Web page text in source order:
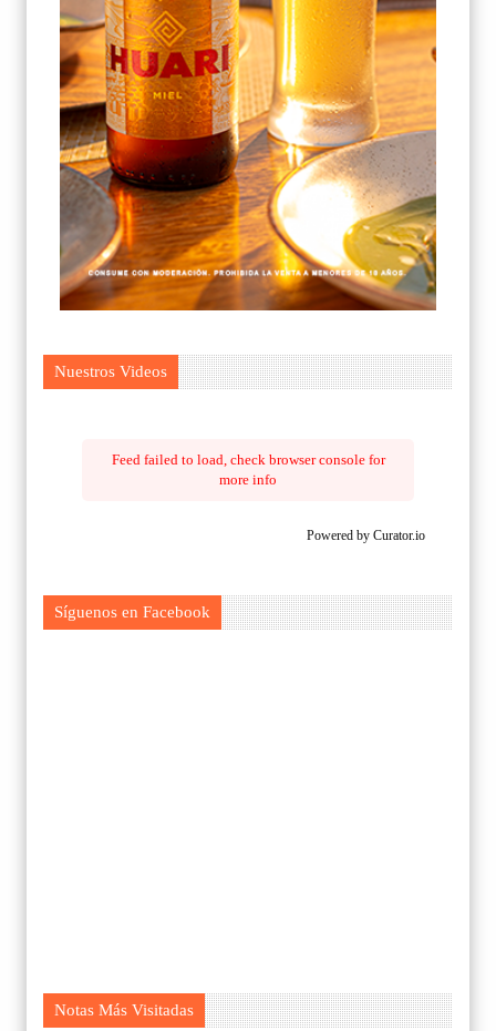
Nuestros Videos
Feed failed to load, check browser console for
more info
Powered by Curator.io
Síguenos en Facebook
Notas Más Visitadas